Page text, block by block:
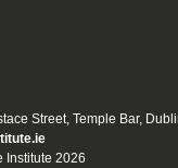
Street, Temple Bar,
Institute 2026